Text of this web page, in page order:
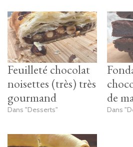
Feuilleté chocolat
noisettes (très) très
gourmand
Dans "Desserts"
de
Dans